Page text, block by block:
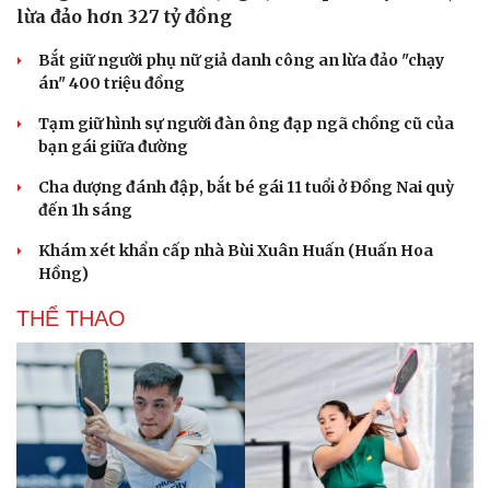
lừa đảo hơn 327 tỷ đồng
Bắt giữ người phụ nữ giả danh công an lừa đảo "chạy
án" 400 triệu đồng
Tạm giữ hình sự người đàn ông đạp ngã chồng cũ của
bạn gái giữa đường
Cha dượng đánh đập, bắt bé gái 11 tuổi ở Đồng Nai quỳ
đến 1h sáng
Khám xét khẩn cấp nhà Bùi Xuân Huấn (Huấn Hoa
Hồng)
THỂ THAO